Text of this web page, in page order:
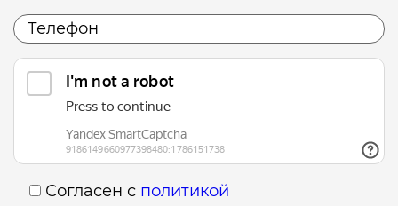
Согласен с политикой